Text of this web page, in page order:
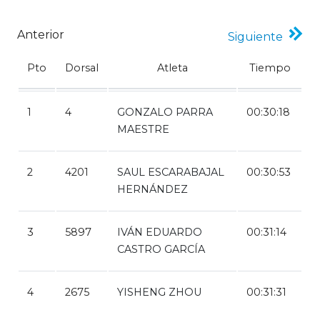
Anterior Siguiente
Pto Dorsal Atleta Tiempo
1 4
GONZALO PARRA
MAESTRE
00:30:18
2 4201
SAUL ESCARABAJAL
HERNÁNDEZ
00:30:53
3 5897
IVÁN EDUARDO
CASTRO GARCÍA
00:31:14
4 2675 YISHENG ZHOU 00:31:31